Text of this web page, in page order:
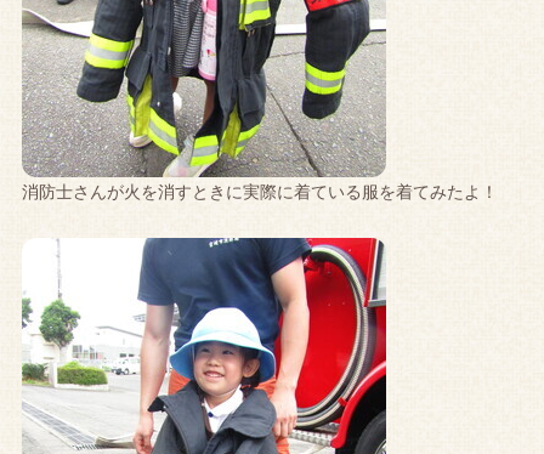
消防士さんが火を消すときに実際に着ている服を着てみたよ！